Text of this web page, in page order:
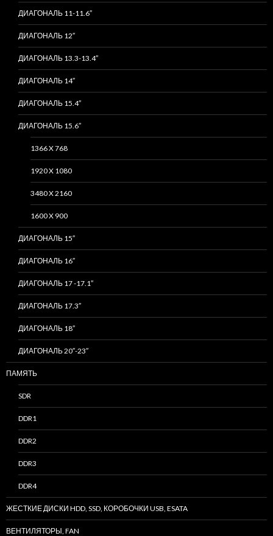
ДИАГОНАЛЬ 11-11.6″
ДИАГОНАЛЬ 12″
ДИАГОНАЛЬ 13.3-13.4″
ДИАГОНАЛЬ 14″
ДИАГОНАЛЬ 15.4″
ДИАГОНАЛЬ 15.6″
1366 X 768
1920 X 1080
3480 X 2160
1600 X 900
ДИАГОНАЛЬ 15″
ДИАГОНАЛЬ 16″
ДИАГОНАЛЬ 17 -17.1″
ДИАГОНАЛЬ 17.3″
ДИАГОНАЛЬ 18″
ДИАГОНАЛЬ 20″-23″
ПАМЯТЬ
SDR
DDR1
DDR2
DDR3
DDR4
ЖЕСТКИЕ ДИСКИ HDD, SSD, КОРОБОЧКИ USB, ESATA
ВЕНТИЛЯТОРЫ, FAN